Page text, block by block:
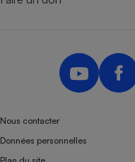
Nous contacter
Données personnelles